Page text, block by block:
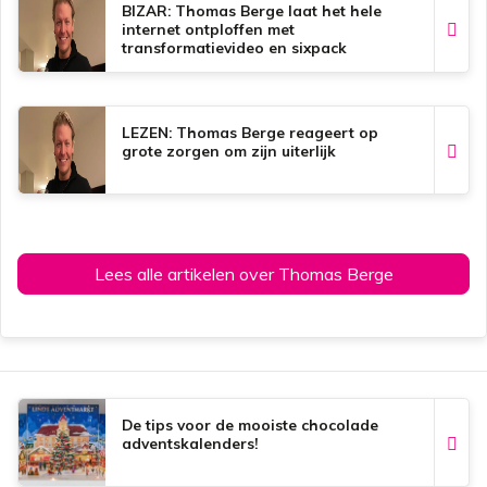
k
s
t
BIZAR: Thomas Berge laat het hele
internet ontploffen met
transformatievideo en sixpack
LEZEN: Thomas Berge reageert op
grote zorgen om zijn uiterlijk
Lees alle artikelen over Thomas Berge
De tips voor de mooiste chocolade
adventskalenders!